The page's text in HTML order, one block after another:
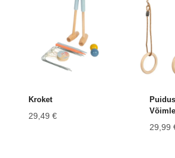
Kroket
29,49 €
29,99